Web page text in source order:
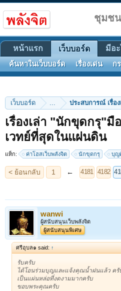
เว็บบอร์ด ... ประสบการณ์ เรื่อง
เรื่องเล่า "นักขุดกรุ"มื
เวทย์ที่สุดในแผ่นดิน
แท็ก: ค่าโฮสเว็บพลังจิต นักขุดกรุ บุญ
< ย้อนกลับ 1 4181 4182 4183 4184 4185
wanwi
ผู้สนับสนุนเว็บพลังจิต
ผู้สนับสนุนพิเศษ
ศรีอุบล๑ said: ↑
รับครับ
ได้โอนร่วมบุญและแจ้งคุณน้ำฝนแล้ว ครั
เป็นแผ่นหล่อที่งดงามมากครับ
ขอบพระคุณครับ
ชุมช
หน้าแรก เว็บบอร์ด
ค้นหาในเว็บบอร์ด เรื่องเด่น ก
มีอ